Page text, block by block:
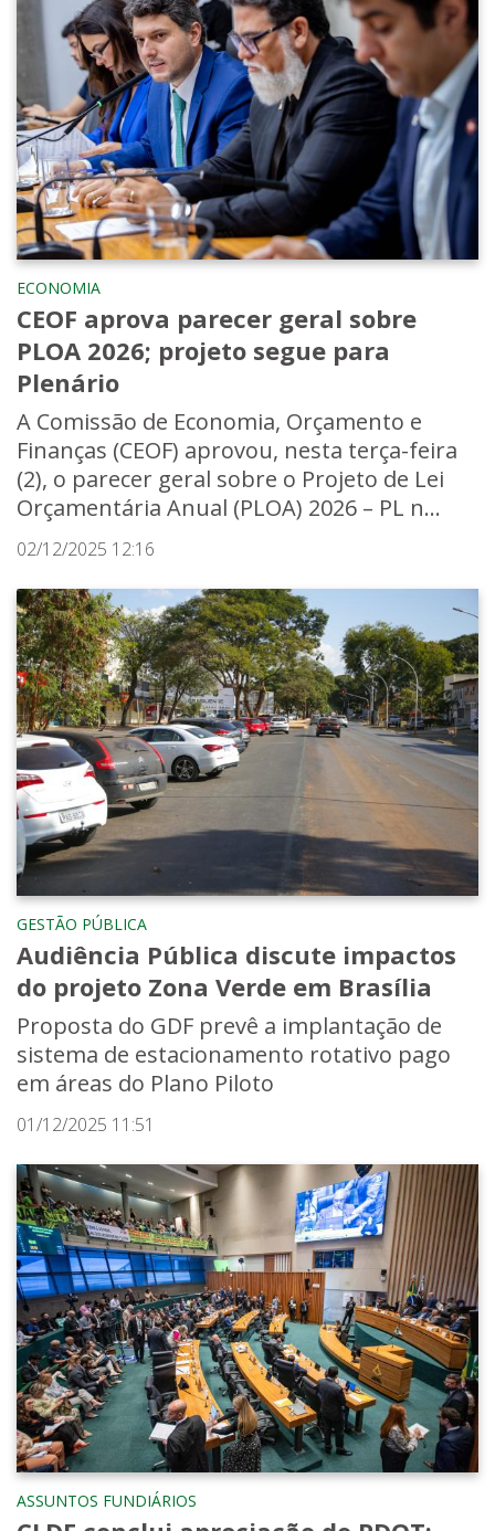
ECONOMIA
CEOF aprova parecer geral sobre
PLOA 2026; projeto segue para
Plenário
A Comissão de Economia, Orçamento e
Finanças (CEOF) aprovou, nesta terça-feira
(2), o parecer geral sobre o Projeto de Lei
Orçamentária Anual (PLOA) 2026 – PL n...
02/12/2025 12:16
GESTÃO PÚBLICA
Audiência Pública discute impactos
do projeto Zona Verde em Brasília
Proposta do GDF prevê a implantação de
sistema de estacionamento rotativo pago
em áreas do Plano Piloto
01/12/2025 11:51
ASSUNTOS FUNDIÁRIOS